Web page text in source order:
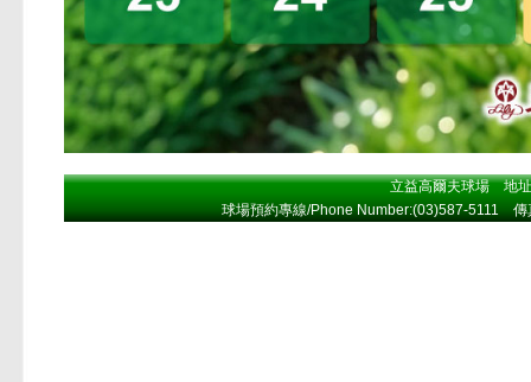
立益高爾夫球場 地
球場預約專線/Phone Number:(03)587-5111